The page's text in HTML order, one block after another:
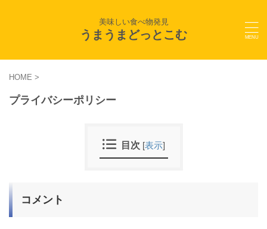
美味しい食べ物発見
うまうまどっとこむ
HOME >
プライバシーポリシー
目次 [表示]
コメント